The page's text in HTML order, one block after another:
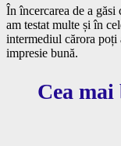
În încercarea de a găsi
am testat multe și în
intermediul cărora poți
impresie bună.
Cea